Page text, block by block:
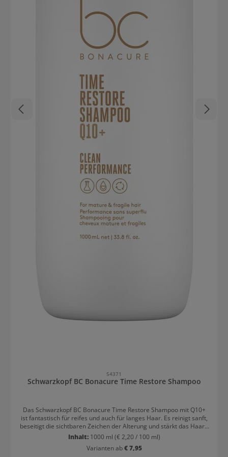
54371
Schwarzkopf BC Bonacure Time Restore Shampoo
Das Schwarzkopf BC Bonacure Time Restore Shampoo mit Q10+
ist fantastisch für reifes und auch für langes Haar. Es reinigt sanft,
beseitigt die sichtbaren Zeichen der Alterung und stärkt das Haar -
für ein bis zu 48 Stunden lang gepflegtes & mit Feuchtigkeit
versorgtes Haargefühl.Schwarzkopf BC Bonacure Time Restore
Shampoo WirkungDas Shampoo enthält eine fortschrittlichen
Inhalt: 1000 ml (€ 2,20 / 100 ml)
Varianten ab€ 7,95